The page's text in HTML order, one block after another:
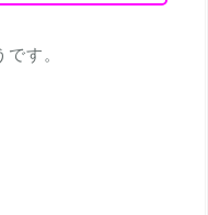
す。